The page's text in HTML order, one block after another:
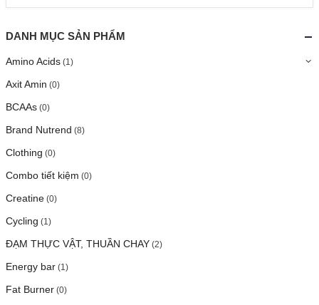
DANH MỤC SẢN PHẨM
Amino Acids (1)
Axit Amin (0)
BCAAs (0)
Brand Nutrend (8)
Clothing (0)
Combo tiết kiệm (0)
Creatine (0)
Cycling (1)
ĐẠM THỰC VẬT, THUẦN CHAY (2)
Energy bar (1)
Fat Burner (0)